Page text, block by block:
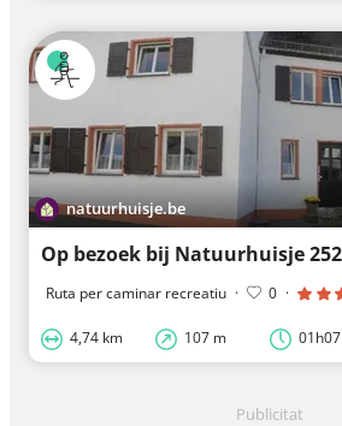
natuurhuisje.be
Ruta per caminar recreatiu · 0 ·
4,74 km 107 m 01h07
Publicitat